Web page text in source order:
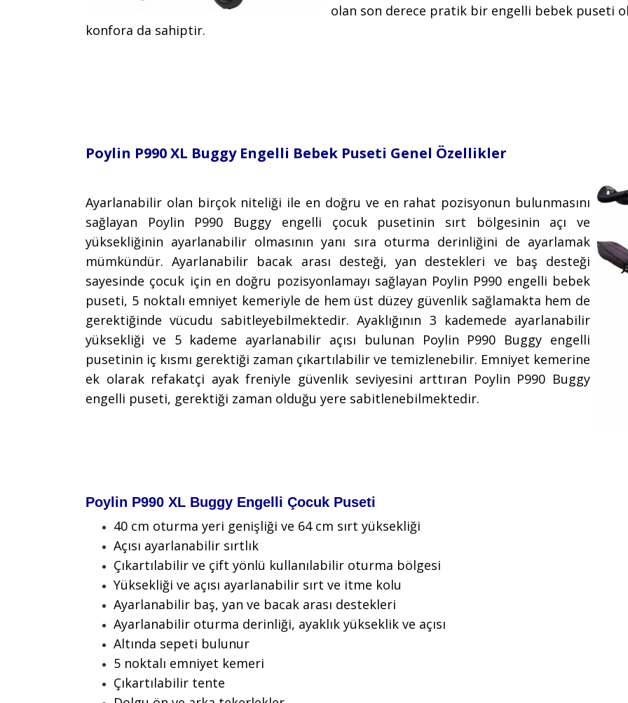
olan son derece pratik bir engelli bebek puseti
konfora da sahiptir.
Poylin P990 XL Buggy Engelli Bebek Puseti Genel Özellikler
Ayarlanabilir olan birçok niteliği ile en doğru ve en rahat pozisyonun bulunmasını
sağlayan Poylin P990 Buggy engelli çocuk pusetinin sırt bölgesinin açı ve
yüksekliğinin ayarlanabilir olmasının yanı sıra oturma derinliğini de ayarlamak
mümkündür. Ayarlanabilir bacak arası desteği, yan destekleri ve baş desteği
sayesinde çocuk için en doğru pozisyonlamayı sağlayan Poylin P990 engelli bebek
puseti, 5 noktalı emniyet kemeriyle de hem üst düzey güvenlik sağlamakta hem de
gerektiğinde vücudu sabitleyebilmektedir. Ayaklığının 3 kademede ayarlanabilir
yüksekliği ve 5 kademe ayarlanabilir açısı bulunan Poylin P990 Buggy engelli
pusetinin iç kısmı gerektiği zaman çıkartılabilir ve temizlenebilir. Emniyet kemerine
ek olarak refakatçi ayak freniyle güvenlik seviyesini arttıran Poylin P990 Buggy
engelli puseti, gerektiği zaman olduğu yere sabitlenebilmektedir.
Poylin P990 XL Buggy Engelli Çocuk Puseti
40 cm oturma yeri genişliği ve 64 cm sırt yüksekliği
Açısı ayarlanabilir sırtlık
Çıkartılabilir ve çift yönlü kullanılabilir oturma bölgesi
Yüksekliği ve açısı ayarlanabilir sırt ve itme kolu
Ayarlanabilir baş, yan ve bacak arası destekleri
Ayarlanabilir oturma derinliği, ayaklık yükseklik ve açısı
Altında sepeti bulunur
5 noktalı emniyet kemeri
Çıkartılabilir tente